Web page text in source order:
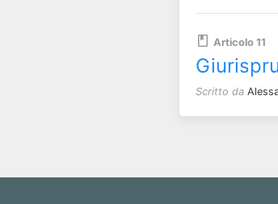
Articolo 11
Scritto da